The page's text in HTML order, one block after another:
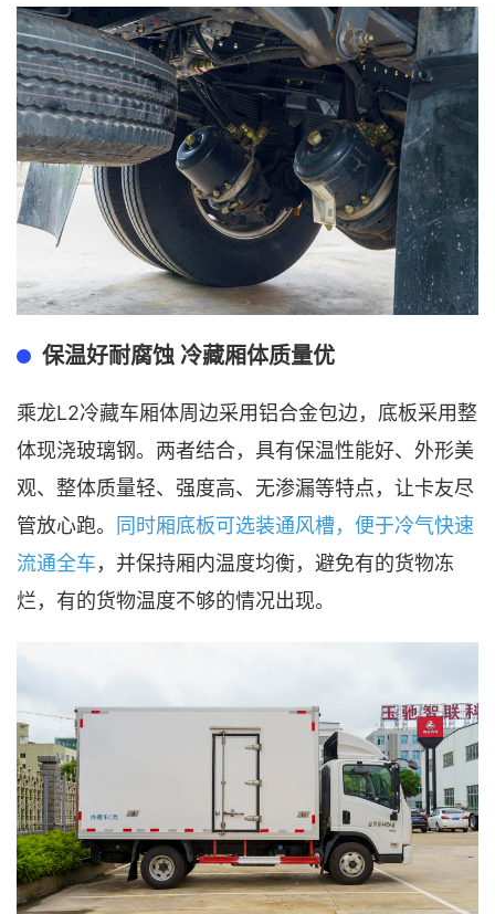
保温好耐腐蚀 冷藏厢体质量优
乘龙L2冷藏车厢体周边采用铝合金包边，底板采用整
体现浇玻璃钢。两者结合，具有保温性能好、外形美
观、整体质量轻、强度高、无渗漏等特点，让卡友尽
管放心跑。
同时厢底板可选装通风槽，便于冷气快速
流通全车，并保持厢内温度均衡，避免有的货物冻
烂，有的货物温度不够的情况出现。